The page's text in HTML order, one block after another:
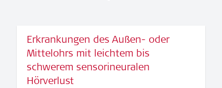
Erkrankungen des Außen- oder
Mittelohrs mit leichtem bis
schwerem sensorineuralen
Hörverlust